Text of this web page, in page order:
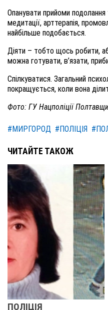
Опанувати прийоми подолання
медитації, арттерапія,
найбільше подобається.
Діяти – тобто щось робити,
можна готувати, в’язати,
Спілкуватися. Загальний
покращується, коли вона
Фото: ГУ Нацполіції
#МИРГОРОД #ПОЛІЦІЯ
ЧИТАЙТЕ ТАКОЖ